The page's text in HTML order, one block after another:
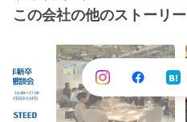
この会社の他のストーリー